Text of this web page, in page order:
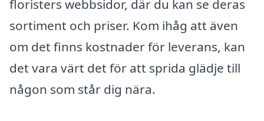
floristers webbsidor, där du kan se deras
sortiment och priser. Kom ihåg att även
om det finns kostnader för leverans, kan
det vara värt det för att sprida glädje till
någon som står dig nära.